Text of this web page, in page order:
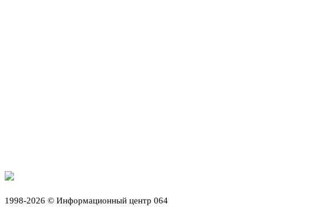
1998-2026 © Информационный центр 064